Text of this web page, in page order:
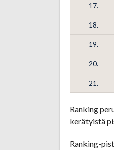
17.
18.
19.
20.
21.
Ranking
kerätyistä
Ranking-